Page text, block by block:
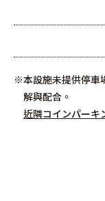
本設施未提供停車
解與配合。
近隣コインパーキ